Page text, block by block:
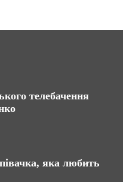
телебачення
яка любить